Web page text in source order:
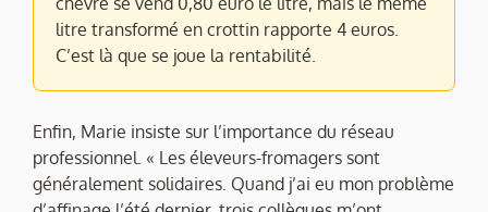
litre transformé en crottin rapporte 4 euros.
C’est là que se joue la rentabilité.
Enfin, Marie insiste sur l’importance du réseau
professionnel. « Les éleveurs-fromagers sont
généralement solidaires. Quand j’ai eu mon problème